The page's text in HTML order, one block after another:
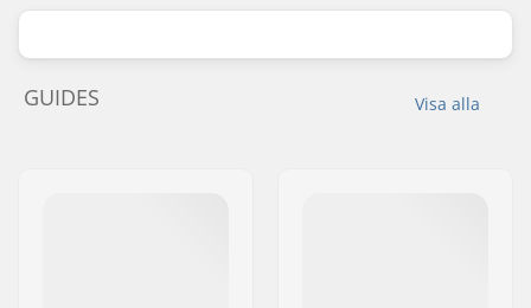
Visa alla
GUIDES